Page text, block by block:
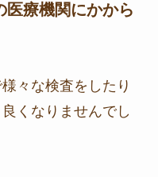
療機関にかから
々な検査をしたり
くなりませんでし